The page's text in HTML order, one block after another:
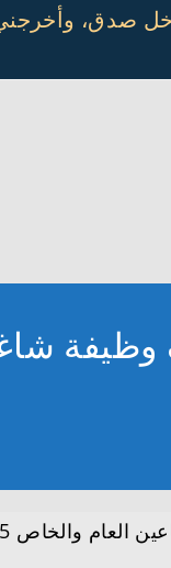
مدخل صدق،
(جدارات) تعلن